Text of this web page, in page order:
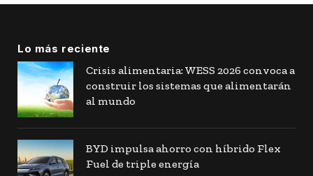
Lo más reciente
Crisis alimentaria: WESS 2026 convoca a
construir los sistemas que alimentarán
al mundo
BYD impulsa ahorro con híbrido Flex
Fuel de triple energía